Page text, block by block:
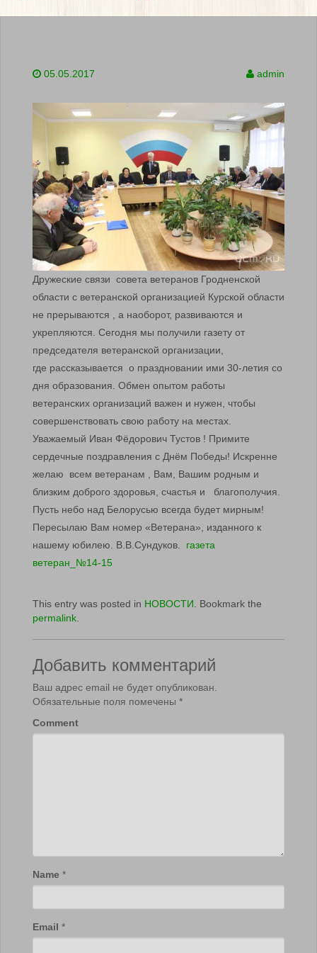
05.05.2017 admin
Дружеские связи совета ветеранов Гродненской
области с ветеранской организацией Курской области
не прерываются , а наоборот, развиваются и
укрепляются. Сегодня мы получили газету от
председателя ветеранской организации,
где рассказывается о праздновании ими 30-летия со
дня образования. Обмен опытом работы
ветеранских организаций важен и нужен, чтобы
совершенствовать свою работу на местах.
Уважаемый Иван Фёдорович Тустов ! Примите
сердечные поздравления с Днём Победы! Искренне
желаю всем ветеранам , Вам, Вашим родным и
близким доброго здоровья, счастья и благополучия.
Пусть небо над Белорусью всегда будет мирным!
Пересылаю Вам номер «Ветерана», изданного к
нашему юбилею. В.В.Сундуков. газета
ветеран_№14-15
This entry was posted in НОВОСТИ . Bookmark the
permalink
Добавить комментарий
Ваш адрес email не будет опубликован.
Обязательные поля помечены *
Comment
Name *
Email *